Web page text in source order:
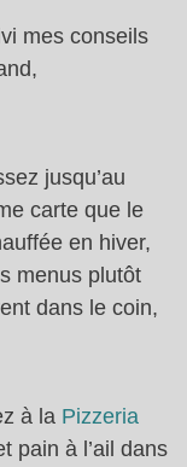
mes conseils
jusqu’au
carte que le
en hiver,
menus plutôt
dans le coin,
à la Pizzeria
pain à l’ail dans